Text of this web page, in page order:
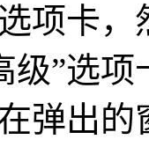
项卡
级”选
弹出